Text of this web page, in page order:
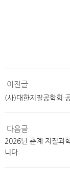
이전글
(사)대한지질공학회
다음글
2026년 춘계 지질과
니다.